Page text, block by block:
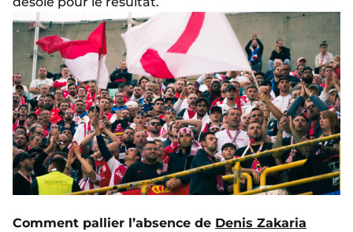
Comment pallier l’absence de Denis Zakaria